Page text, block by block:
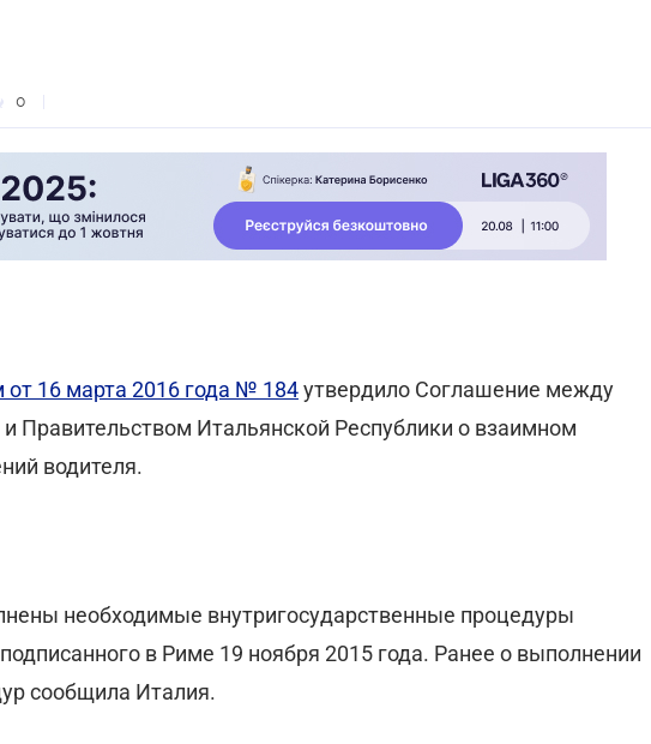
0
от 16 марта 2016 года № 184утвердило Соглашение между
Правительством Итальянской Республики о взаимном
водителя.
необходимые внутригосударственные процедуры
в Риме 19 ноября 2015 года. Ранее о выполнении
сообщила Италия.